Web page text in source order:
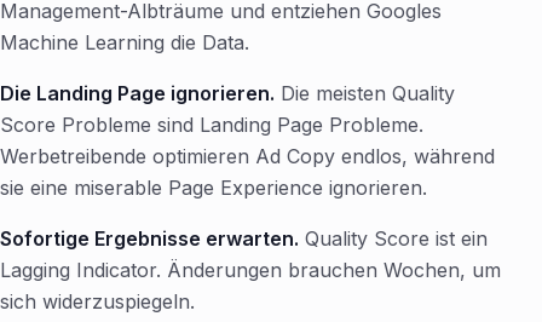
Management-Albträume und entziehen Googles
Machine Learning die Data.
Die Landing Page ignorieren. Die meisten Quality
Score Probleme sind Landing Page Probleme.
Werbetreibende optimieren Ad Copy endlos, während
sie eine miserable Page Experience ignorieren.
Sofortige Ergebnisse erwarten. Quality Score ist ein
Lagging Indicator. Änderungen brauchen Wochen, um
sich widerzuspiegeln.